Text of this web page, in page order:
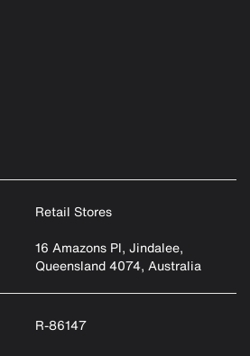
Retail Stores
16 Amazons Pl, Jindalee,
Queensland 4074, Australia
R-86147